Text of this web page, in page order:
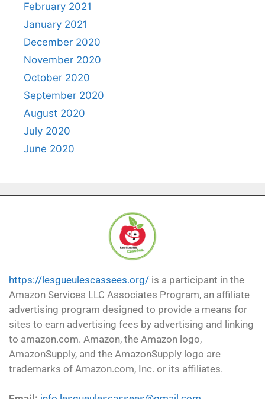
February 2021
January 2021
December 2020
November 2020
October 2020
September 2020
August 2020
July 2020
June 2020
https://lesgueulescassees.org/ is a participant in the
Amazon Services LLC Associates Program, an affiliate
advertising program designed to provide a means for
sites to earn advertising fees by advertising and linking
to amazon.com. Amazon, the Amazon logo,
AmazonSupply, and the AmazonSupply logo are
trademarks of Amazon.com, Inc. or its affiliates.